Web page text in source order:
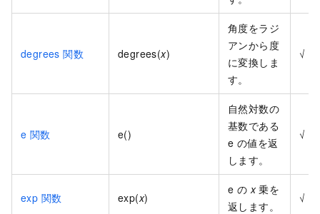
degrees 関数 degrees(x)
角度をラジ
アンから度
に変換しま
す。
√
e 関数 e()
自然対数の
基数である
e の値を返
します。
√
exp 関数 exp(x)
e のx乗を
返します。
√